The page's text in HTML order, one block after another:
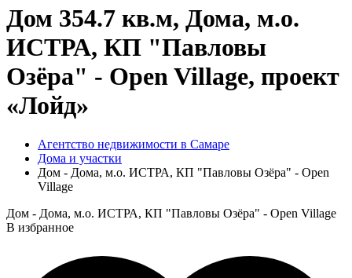
Дом 354.7 кв.м, Дома, м.о.
ИСТРА, КП "Павловы
Озёра" - Open Village, проект
«Лойд»
Агентство недвижимости в Самаре
Дома и участки
Дом - Дома, м.о. ИСТРА, КП "Павловы Озёра" - Open
Village
Дом - Дома, м.о. ИСТРА, КП "Павловы Озёра" - Open Village
В избранное